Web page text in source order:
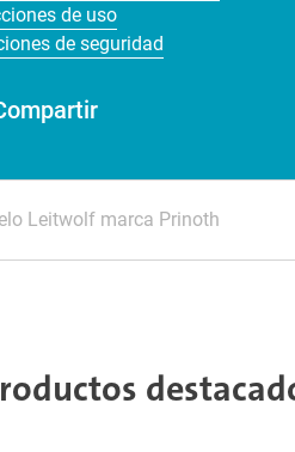
de uso
de seguridad
Leitwolf marca Prinoth